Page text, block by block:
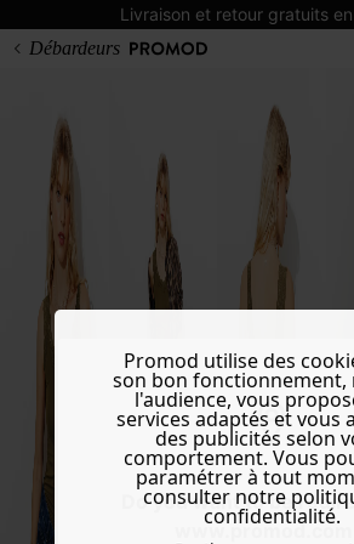
Livraison et retour gratuits
Do you want to be
www.promod.com
Débardeurs
Promod utilise des
son bon fonctionnement,
l'audience, vous
services adaptés et vous
des publicités selon
comportement. Vous
paramétrer à tout
consulter notre
confidentialité.